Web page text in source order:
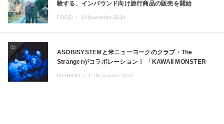
験する、インバウンド向け旅行商品の販売を開始
FOOD ・ 19.November.2024
06
ASOBISYSTEMと米ニューヨークのクラブ・The
Strangerがコラボレーション！ 「KAWAII MONSTER
FASHION ・ 15.November.2024